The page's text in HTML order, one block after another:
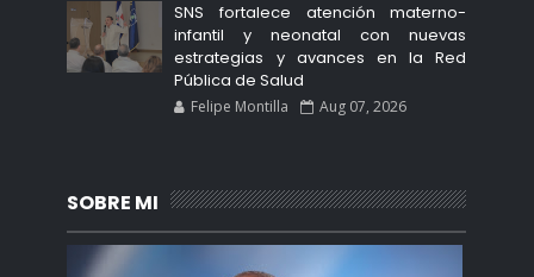
SNS fortalece atención materno-
infantil y neonatal con nuevas
estrategias y avances en la Red
Pública de Salud
Felipe Montilla Aug 07, 2026
SOBRE MI